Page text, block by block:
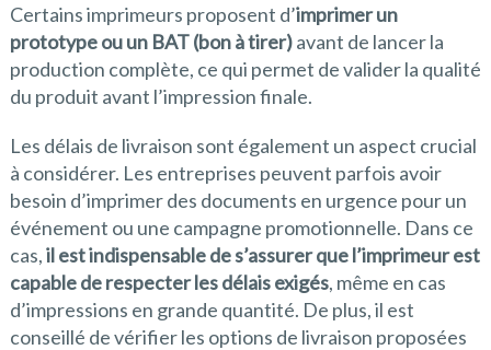
Certains imprimeurs proposent d’imprimer un
prototype ou un BAT (bon à tirer)avant de lancer la
production complète, ce qui permet de valider la qualité
du produit avant l’impression finale.
Les délais de livraison sont également un aspect crucial
à considérer. Les entreprises peuvent parfois avoir
besoin d’imprimer des documents en urgence pour un
événement ou une campagne promotionnelle. Dans ce
cas,il est indispensable de s’assurer que l’imprimeur est
capable de respecter les délais exigés, même en cas
d’impressions en grande quantité. De plus, il est
conseillé de vérifier les options de livraison proposées